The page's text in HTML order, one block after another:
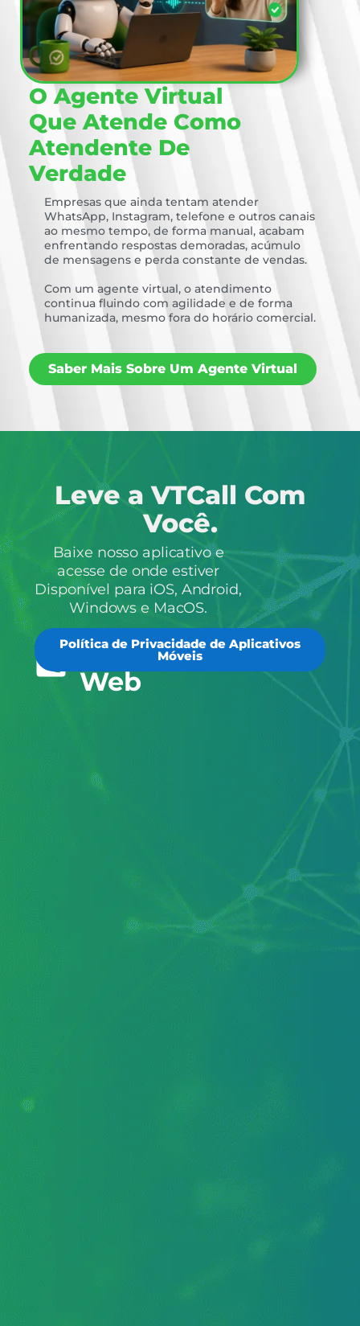
O Agente Virtual
Que Atende Como
Atendente De
Verdade
Empresas que ainda tentam atender
WhatsApp, Instagram, telefone e outros canais
ao mesmo tempo, de forma manual, acabam
enfrentando respostas demoradas, acúmulo
de mensagens e perda constante de vendas.
Com um agente virtual, o atendimento
continua fluindo com agilidade e de forma
humanizada, mesmo fora do horário comercial.
Saber Mais Sobre Um Agente Virtual
Leve a VTCall Com
Você.
Baixe nosso aplicativo e
acesse de onde estiver
Disponível para iOS, Android,
Windows e MacOS.
Softphone
Web
Política de Privacidade de Aplicativos
Móveis